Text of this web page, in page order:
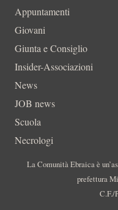
Appuntamenti
Giovani
Giunta e Consiglio
Insider-Associazioni
News
JOB news
Scuola
Necrologi
La Comunità Ebraica è
prefettura
C.F./